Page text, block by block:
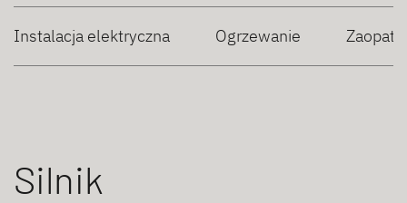
Instalacja elektryczna Ogrzewanie
Silnik